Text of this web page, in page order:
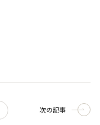
次の記事